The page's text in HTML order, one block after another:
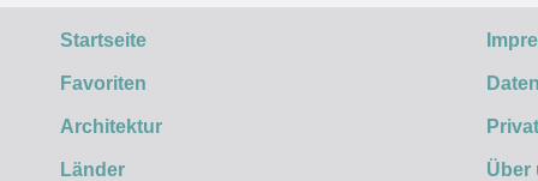
Startseite
Favoriten
Architektur
Länder Über